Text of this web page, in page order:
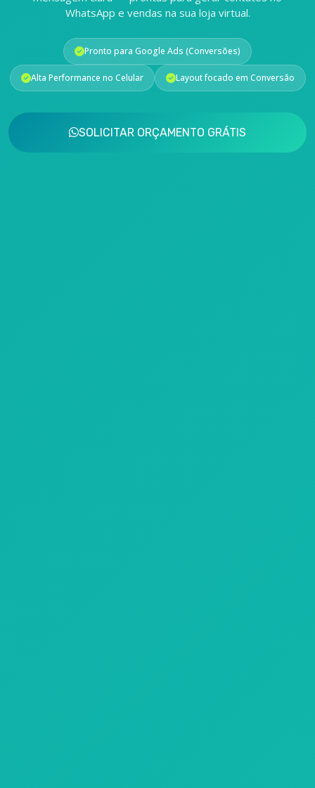
WhatsApp e vendas na sua loja virtual.
Pronto para Google Ads (Conversões)
Alta Performance no Celular Layout focado em Conversão
SOLICITAR ORÇAMENTO GRÁTIS